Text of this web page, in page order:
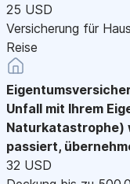
25 USD
Versicherung für
Reise
Unfall mit Ihrem
Naturkatastrophe)
passiert,
32 USD